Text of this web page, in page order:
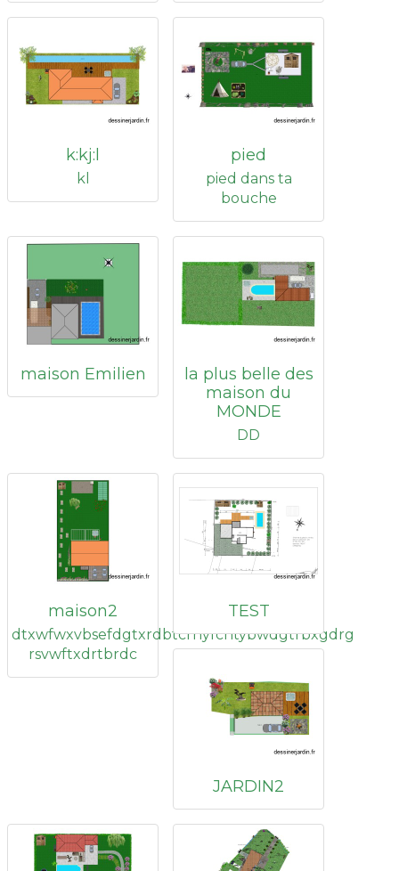
k:kj:l
kl
pied
pied dans ta
bouche
maison Emilien
la plus belle des
maison du
MONDE
DD
maison2
dtxwfwxvbsefdgtxrdbtcrhyfchtybwdgtrbxgdrg
rsvwftxdrtbrdc
TEST
JARDIN2